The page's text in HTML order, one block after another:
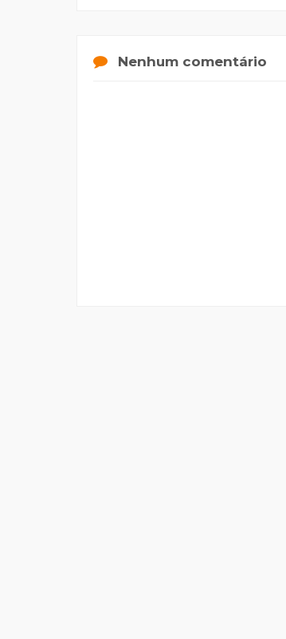
Nenhum comentário